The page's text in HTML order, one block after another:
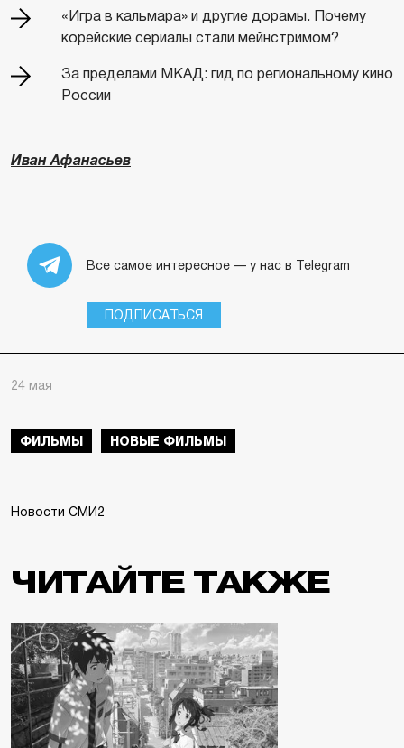
«Игра в кальмара» и другие дорамы. Почему
корейские сериалы стали мейнстримом?
За пределами МКАД: гид по региональному кино
России
Иван Афанасьев
Все самое интересное — у нас в Telegram
ПОДПИСАТЬСЯ
24 мая
ФИЛЬМЫ НОВЫЕ ФИЛЬМЫ
Новости СМИ2
ЧИТАЙТЕ ТАКЖЕ